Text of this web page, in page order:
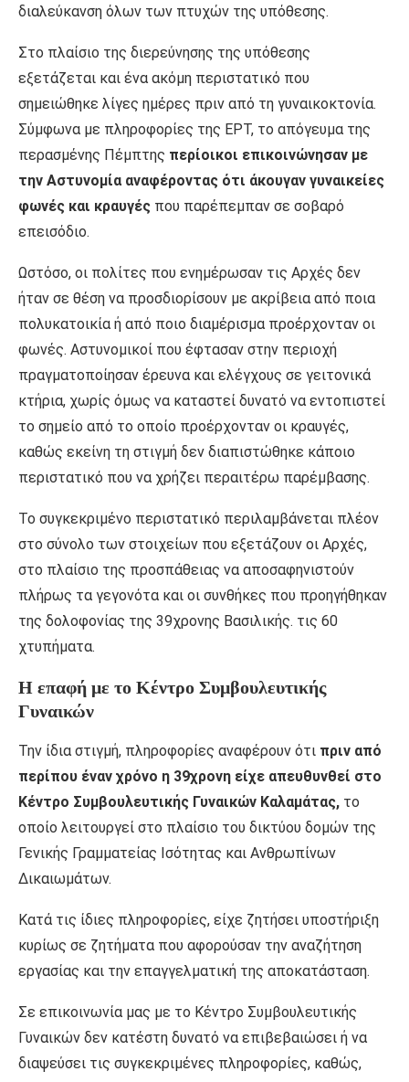
διαλεύκανση όλων των πτυχών της υπόθεσης.
Στο πλαίσιο της διερεύνησης της υπόθεσης
εξετάζεται και ένα ακόμη περιστατικό που
σημειώθηκε λίγες ημέρες πριν από τη γυναικοκτονία.
Σύμφωνα με πληροφορίες της ΕΡΤ, το απόγευμα της
περασμένης Πέμπτης περίοικοι επικοινώνησαν με
την Αστυνομία αναφέροντας ότι άκουγαν γυναικείες
φωνές και κραυγές που παρέπεμπαν σε σοβαρό
επεισόδιο.
Ωστόσο, οι πολίτες που ενημέρωσαν τις Αρχές δεν
ήταν σε θέση να προσδιορίσουν με ακρίβεια από ποια
πολυκατοικία ή από ποιο διαμέρισμα προέρχονταν οι
φωνές. Αστυνομικοί που έφτασαν στην περιοχή
πραγματοποίησαν έρευνα και ελέγχους σε γειτονικά
κτήρια, χωρίς όμως να καταστεί δυνατό να εντοπιστεί
το σημείο από το οποίο προέρχονταν οι κραυγές,
καθώς εκείνη τη στιγμή δεν διαπιστώθηκε κάποιο
περιστατικό που να χρήζει περαιτέρω παρέμβασης.
Το συγκεκριμένο περιστατικό περιλαμβάνεται πλέον
στο σύνολο των στοιχείων που εξετάζουν οι Αρχές,
στο πλαίσιο της προσπάθειας να αποσαφηνιστούν
πλήρως τα γεγονότα και οι συνθήκες που προηγήθηκαν
της δολοφονίας της 39χρονης Βασιλικής. τις 60
χτυπήματα.
Η επαφή με το Κέντρο Συμβουλευτικής
Γυναικών
Την ίδια στιγμή, πληροφορίες αναφέρουν ότι πριν από
περίπου έναν χρόνο η 39χρονη είχε απευθυνθεί στο
Κέντρο Συμβουλευτικής Γυναικών Καλαμάτας, το
οποίο λειτουργεί στο πλαίσιο του δικτύου δομών της
Γενικής Γραμματείας Ισότητας και Ανθρωπίνων
Δικαιωμάτων.
Κατά τις ίδιες πληροφορίες, είχε ζητήσει υποστήριξη
κυρίως σε ζητήματα που αφορούσαν την αναζήτηση
εργασίας και την επαγγελματική της αποκατάσταση.
Σε επικοινωνία μας με το Κέντρο Συμβουλευτικής
Γυναικών δεν κατέστη δυνατό να επιβεβαιώσει ή να
διαψεύσει τις συγκεκριμένες πληροφορίες, καθώς,